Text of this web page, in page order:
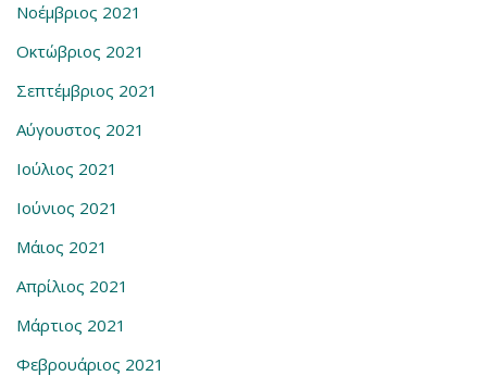
Νοέμβριος 2021
Οκτώβριος 2021
Σεπτέμβριος 2021
Αύγουστος 2021
Ιούλιος 2021
Ιούνιος 2021
Μάιος 2021
Απρίλιος 2021
Μάρτιος 2021
Φεβρουάριος 2021